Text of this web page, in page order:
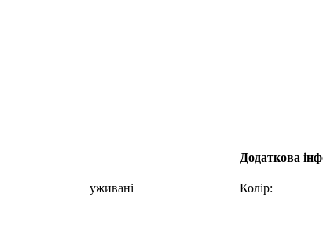
уживані
Додаткова
Колір: